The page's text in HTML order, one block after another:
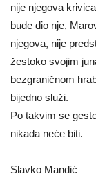
nije njegova
bude dio nje,
njegova, nije
žestoko svojim
bezgraničnom
bijedno služi.
Po takvim se
nikada neće biti.
Slavko Mandić